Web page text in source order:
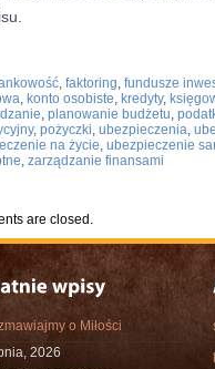
, faktoring, fundusze
, konto osobiste, kredyty,
, planowanie budżetu,
, pożyczki, ubezpieczenia,
na życie, ubezpieczenie
, zarządzanie finansami
are closed.
o Miłości
2026